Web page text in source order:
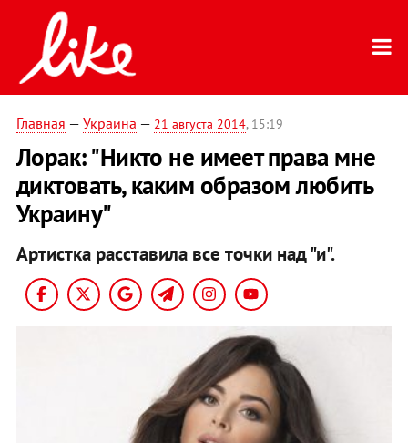
Главная — Украина — 21 августа 2014, 15:19
Лорак: "Никто не имеет права мне
диктовать, каким образом любить
Украину"
Артистка расставила все точки над "и".